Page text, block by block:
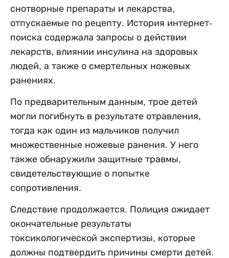
снотворные препараты и лекарства,
отпускаемые по рецепту. История интернет-
поиска содержала запросы о действии
лекарств, влиянии инсулина на здоровых
людей, а также о смертельных ножевых
ранениях.
По предварительным данным, трое детей
могли погибнуть в результате отравления,
тогда как один из мальчиков получил
множественные ножевые ранения. У него
также обнаружили защитные травмы,
свидетельствующие о попытке
сопротивления.
Следствие продолжается. Полиция ожидает
окончательные результаты
токсикологической экспертизы, которые
должны подтвердить причины смерти детей.